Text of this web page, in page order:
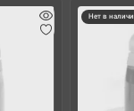
Нет в